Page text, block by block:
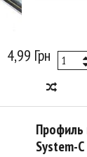
4,99 Грн
System-